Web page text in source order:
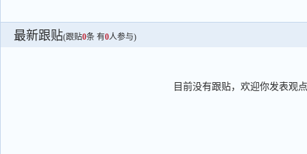
最新跟贴(跟贴0条 有0人参与)
目前没有跟贴，欢迎你发表观点